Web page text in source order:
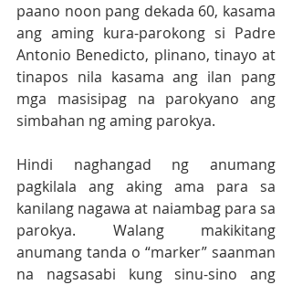
paano noon pang dekada 60, kasama
ang aming kura-parokong si Padre
Antonio Benedicto, plinano, tinayo at
tinapos nila kasama ang ilan pang
mga masisipag na parokyano ang
simbahan ng aming parokya.
Hindi naghangad ng anumang
pagkilala ang aking ama para sa
kanilang nagawa at naiambag para sa
parokya. Walang makikitang
anumang tanda o “marker” saanman
na nagsasabi kung sinu-sino ang